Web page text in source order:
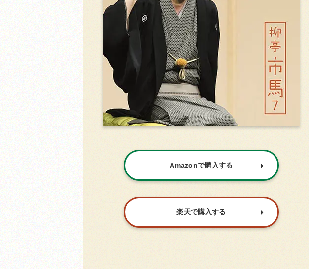
Amazonで購入する
楽天で購入する